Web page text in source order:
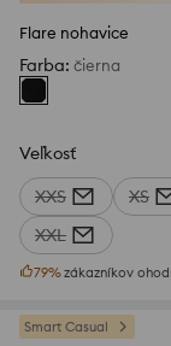
Flare nohavice
Farba: čierna
Veľkosť
XXS XS
XXL
79%zákazníkov
Smart Casual